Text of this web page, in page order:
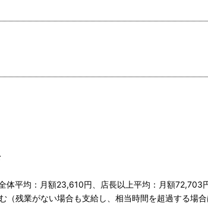
体平均：月額23,610円、店長以上平均：月額72,703
残業がない場合も支給し、相当時間を超過する場